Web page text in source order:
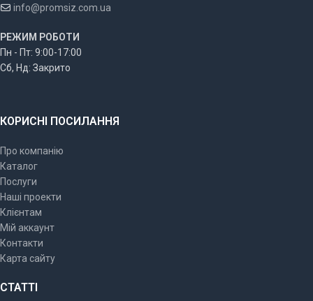
info@promsiz.com.ua
РЕЖИМ РОБОТИ
Пн - Пт: 9:00-17:00
Сб, Нд: Закрито
КОРИСНІ ПОСИЛАННЯ
Про компанію
Каталог
Послуги
Наші проекти
Клієнтам
Мій аккаунт
Контакти
Карта сайту
СТАТТІ